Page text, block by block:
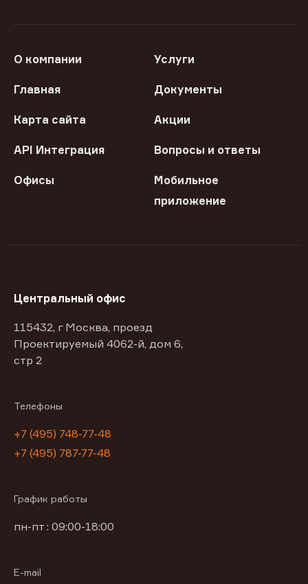
О компании Услуги
Главная Документы
Карта сайта Акции
API Интеграция Вопросы и ответы
Офисы
Мобильное
приложение
Центральный офис
115432, г Москва, проезд
Проектируемый 4062-й, дом 6,
стр 2
Телефоны
+7 (495) 748-77-48
+7 (495) 787-77-48
График работы
пн-пт : 09:00-18:00
E-mail